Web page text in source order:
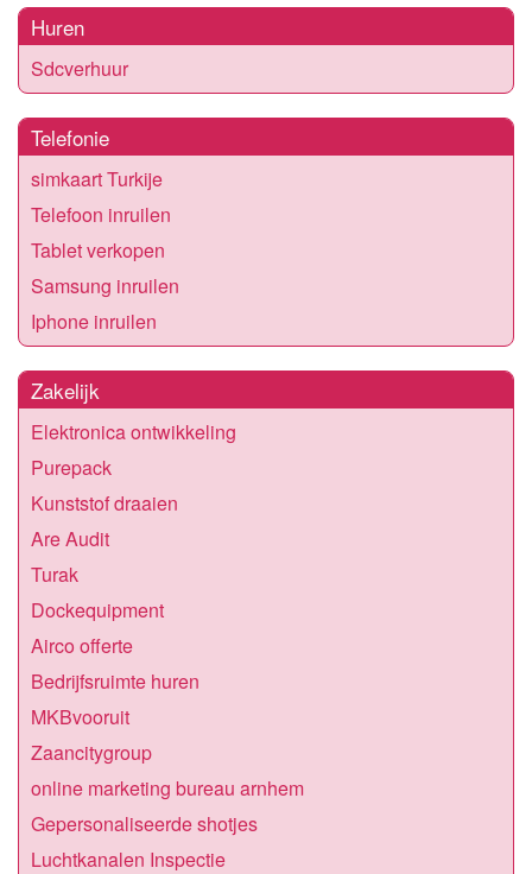
Huren
Sdcverhuur
Telefonie
simkaart Turkije
Telefoon inruilen
Tablet verkopen
Samsung inruilen
Iphone inruilen
Zakelijk
Elektronica ontwikkeling
Purepack
Kunststof draaien
Are Audit
Turak
Dockequipment
Airco offerte
Bedrijfsruimte huren
MKBvooruit
Zaancitygroup
online marketing bureau arnhem
Gepersonaliseerde shotjes
Luchtkanalen Inspectie